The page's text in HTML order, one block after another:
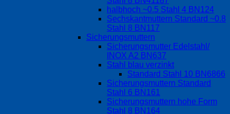
halbhoch ~0.5 Stahl 4 BN124
Sechskantmuttern Standard ~0.8
Stahl 8 BN117
Sicherungsmuttern
Sicherungsmutter Edelstahl/
INOX A2 BN637
Stahl blau verzinkt
Standard Stahl 10 BN6866
Sicherungsmuttern Standard
Stahl 6 BN161
Sicherungsmuttern hohe Form
Stahl 8 BN164